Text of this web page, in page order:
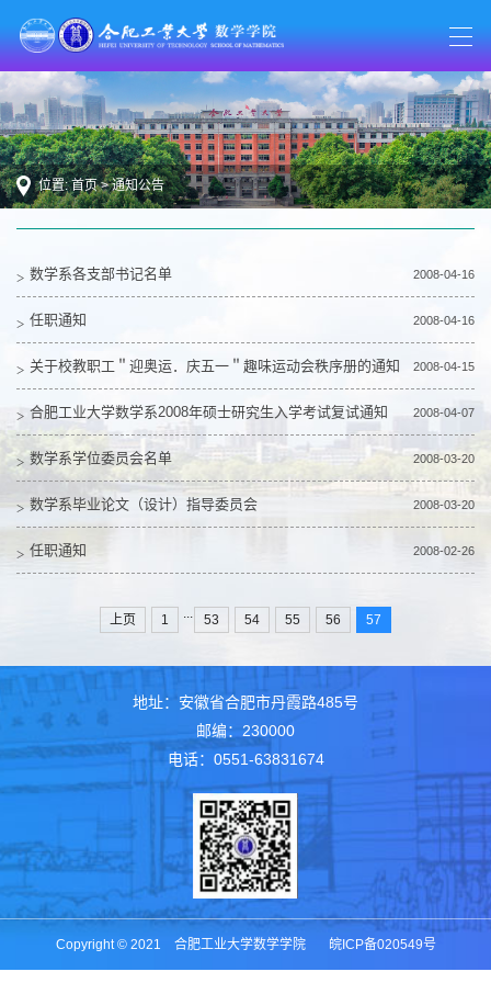
位置:首页>通知公告
数学系各支部书记名单 2008-04-16
任职通知 2008-04-16
关于校教职工＂迎奥运．庆五一＂趣味运动会秩序册的通知 2008-04-15
合肥工业大学数学系2008年硕士研究生入学考试复试通知 2008-04-07
数学系学位委员会名单 2008-03-20
数学系毕业论文（设计）指导委员会 2008-03-20
任职通知 2008-02-26
上页 1 ... 53 54 55 56 57
地址：安徽省合肥市丹霞路485号
邮编：230000
电话：0551-63831674
Copyright © 2021 合肥工业大学数学学院 皖ICP备020549号